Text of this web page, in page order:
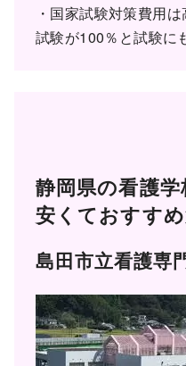
・国家試験対策費用
試験が100％と試験に
静岡県の看護
安くておすす
島田市立看護専